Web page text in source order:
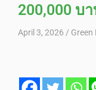
200,000 บ
April 3, 2026